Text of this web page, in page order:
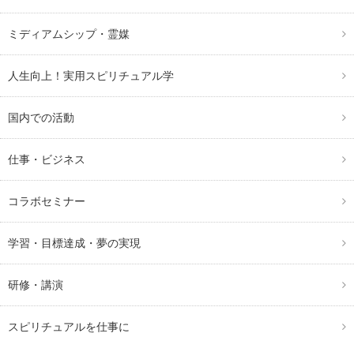
ミディアムシップ・霊媒
人生向上！実用スピリチュアル学
国内での活動
仕事・ビジネス
コラボセミナー
学習・目標達成・夢の実現
研修・講演
スピリチュアルを仕事に